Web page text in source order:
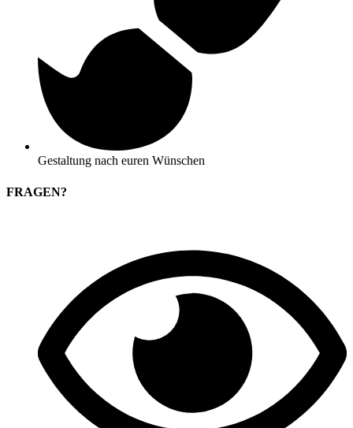
Gestaltung nach euren Wünschen
FRAGEN?